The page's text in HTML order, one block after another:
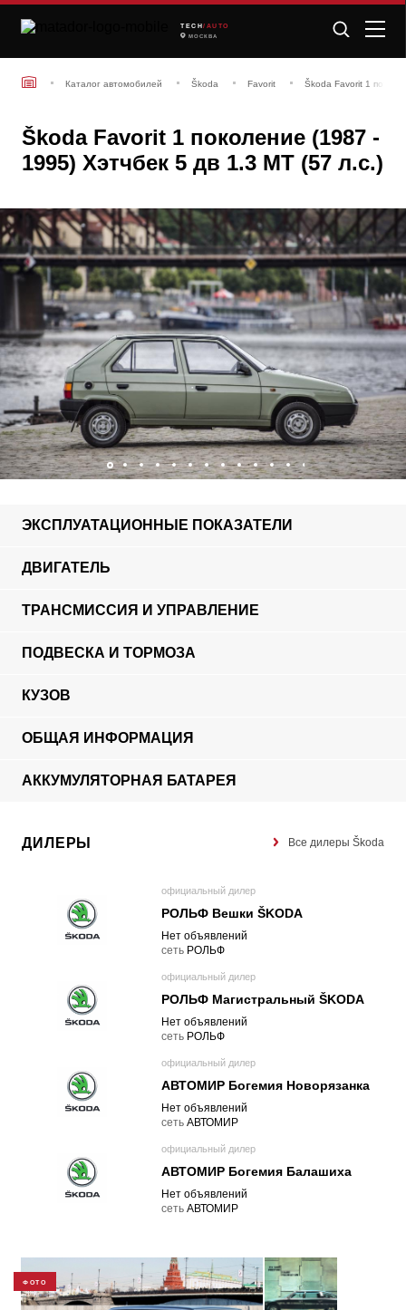
TECH /AUTO
МОСКВА
Каталог автомобилей Škoda Favorit Škoda Favorit 1
Škoda Favorit 1 поколение (1987 -
1995) Хэтчбек 5 дв 1.3 МТ (57 л.с.)
ЭКСПЛУАТАЦИОННЫЕ ПОКАЗАТЕЛИ
ДВИГАТЕЛЬ
ТРАНСМИССИЯ И УПРАВЛЕНИЕ
ПОДВЕСКА И ТОРМОЗА
КУЗОВ
ОБЩАЯ ИНФОРМАЦИЯ
АККУМУЛЯТОРНАЯ БАТАРЕЯ
ДИЛЕРЫ Все дилеры Škoda
официальный дилер
РОЛЬФ Вешки ŠKODA
Нет объявлений
cеть РОЛЬФ
официальный дилер
РОЛЬФ Магистральный ŠKODA
Нет объявлений
cеть РОЛЬФ
официальный дилер
АВТОМИР Богемия Новорязанка
Нет объявлений
cеть АВТОМИР
официальный дилер
АВТОМИР Богемия Балашиха
Нет объявлений
cеть АВТОМИР
ФОТО